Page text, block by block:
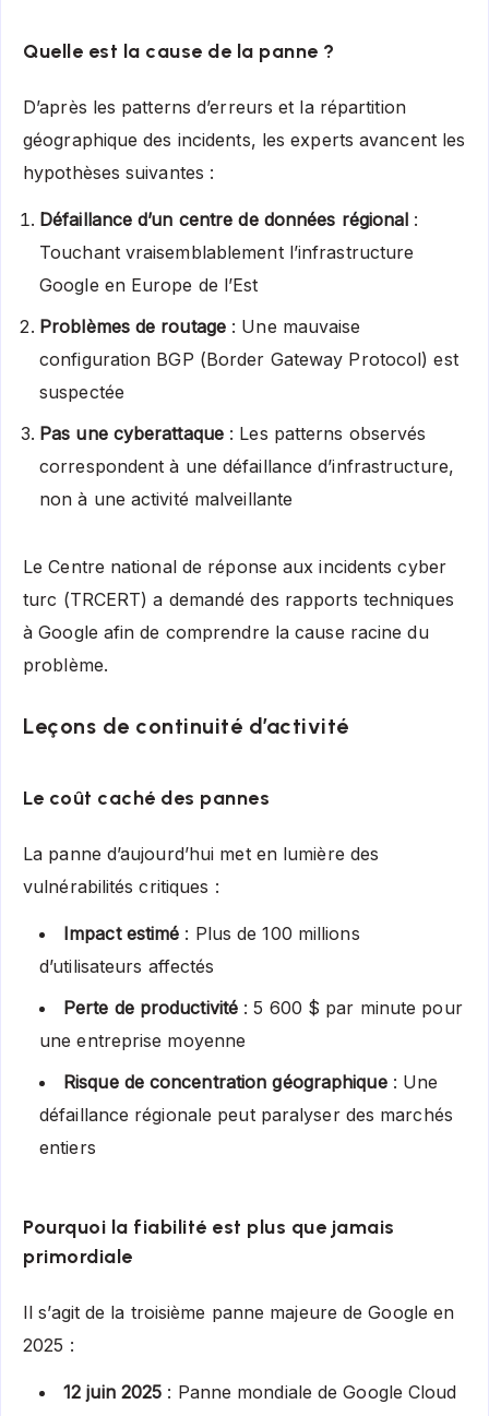
Quelle est la cause de la panne ?
D’après les patterns d’erreurs et la répartition
géographique des incidents, les experts avancent les
hypothèses suivantes :
Défaillance d’un centre de données régional :
Touchant vraisemblablement l’infrastructure
Google en Europe de l’Est
Problèmes de routage : Une mauvaise
configuration BGP (Border Gateway Protocol) est
suspectée
Pas une cyberattaque : Les patterns observés
correspondent à une défaillance d’infrastructure,
non à une activité malveillante
Le Centre national de réponse aux incidents cyber
turc (TRCERT) a demandé des rapports techniques
à Google afin de comprendre la cause racine du
problème.
Leçons de continuité d’activité
Le coût caché des pannes
La panne d’aujourd’hui met en lumière des
vulnérabilités critiques :
Impact estimé : Plus de 100 millions
d’utilisateurs affectés
Perte de productivité : 5 600 $ par minute pour
une entreprise moyenne
Risque de concentration géographique: Une
défaillance régionale peut paralyser des marchés
entiers
Pourquoi la fiabilité est plus que jamais
primordiale
Il s’agit de la troisième panne majeure de Google en
2025 :
12 juin 2025 : Panne mondiale de Google Cloud